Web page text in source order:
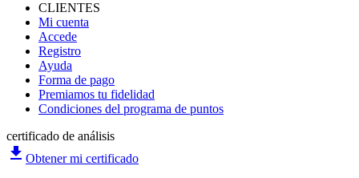
CLIENTES
Mi cuenta
Accede
Registro
Ayuda
Forma de pago
Premiamos tu fidelidad
Condiciones del programa de puntos
certificado de análisis
file_download Obtener mi certificado